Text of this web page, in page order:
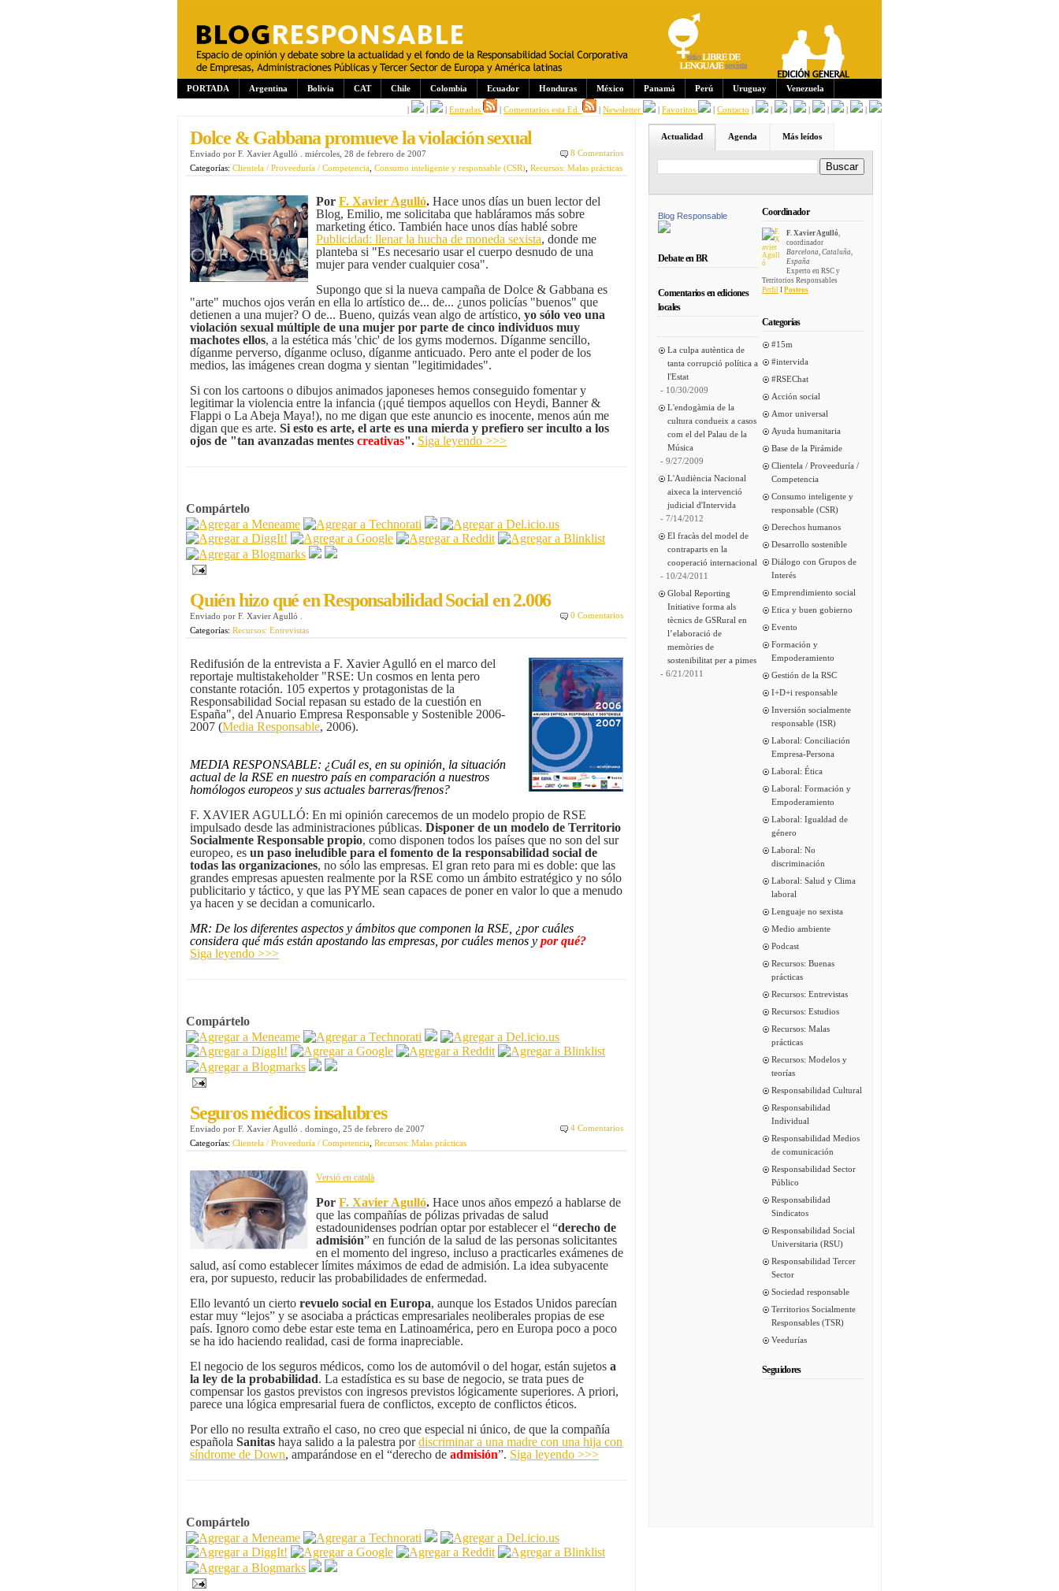
PORTADA Argentina Bolivia CAT Chile Colombia Ecuador Honduras México Panamá Perú Uruguay Venezuela
| | | Entradas | Comentarios esta Ed. | Newsletter | Favoritos | Contacto | | | | | | |
Dolce & Gabbana promueve la violación sexual
Enviado por F. Xavier Agulló miércoles, 28 de febrero de 2007
8 Comentarios
Categorías: Clientela / Proveeduría / Competencia Consumo inteligente y responsable (CSR) Recursos: Malas prácticas
Por F. Xavier Agulló. Hace unos días un buen lector del
Blog, Emilio, me solicitaba que habláramos más sobre
marketing ético. También hace unos días hablé sobre
Publicidad: llenar la hucha de moneda sexista, donde me
planteba si "Es necesario usar el cuerpo desnudo de una
mujer para vender cualquier cosa".
Supongo que si la nueva campaña de Dolce & Gabbana es
"arte" muchos ojos verán en ella lo artístico de... de... ¿unos policías "buenos" que
detienen a una mujer? O de... Bueno, quizás vean algo de artístico, yo sólo veo una
violación sexual múltiple de una mujer por parte de cinco individuos muy
machotes ellos, a la estética más 'chic' de los gyms modernos. Díganme sencillo,
díganme perverso, díganme ocluso, díganme anticuado. Pero ante el poder de los
medios, las imágenes crean dogma y sientan "legitimidades".
Si con los cartoons o dibujos animados japoneses hemos conseguido fomentar y
legitimar la violencia entre la infancia (¡qué tiempos aquellos con Heydi, Banner &
Flappi o La Abeja Maya!), no me digan que este anuncio es inocente, menos aún me
digan que es arte. Si esto es arte, el arte es una mierda y prefiero ser inculto a los
ojos de "tan avanzadas mentes creativas". Siga leyendo >>>
Compártelo
Quién hizo qué en Responsabilidad Social en 2.006
Enviado por F. Xavier Agulló
0 Comentarios
Categorías: Recursos: Entrevistas
Redifusión de la entrevista a F. Xavier Agulló en el marco del
reportaje multistakeholder "RSE: Un cosmos en lenta pero
constante rotación. 105 expertos y protagonistas de la
Responsabilidad Social repasan su estado de la cuestión en
España", del Anuario Empresa Responsable y Sostenible 2006-
2007 (Media Responsable, 2006).
MEDIA RESPONSABLE: ¿Cuál es, en su opinión, la situación
actual de la RSE en nuestro país en comparación a nuestros
homólogos europeos y sus actuales barreras/frenos?
F. XAVIER AGULLÓ: En mi opinión carecemos de un modelo propio de RSE
impulsado desde las administraciones públicas. Disponer de un modelo de Territorio
Socialmente Responsable propio, como disponen todos los países que no son del sur
europeo, es un paso ineludible para el fomento de la responsabilidad social de
todas las organizaciones, no sólo las empresas. El gran reto para mi es doble: que las
grandes empresas apuesten realmente por la RSE como un ámbito estratégico y no sólo
publicitario y táctico, y que las PYME sean capaces de poner en valor lo que a menudo
ya hacen y se decidan a comunicarlo.
MR: De los diferentes aspectos y ámbitos que componen la RSE, ¿por cuáles
considera qué más están apostando las empresas, por cuáles menos y por qué?
Siga leyendo >>>
Compártelo
Seguros médicos insalubres
Enviado por F. Xavier Agulló domingo, 25 de febrero de 2007
4 Comentarios
Categorías: Clientela / Proveeduría / Competencia Recursos: Malas prácticas
Versió en català
Por F. Xavier Agulló. Hace unos años empezó a hablarse de
que las compañías de pólizas privadas de salud
estadounidenses podrían optar por establecer el “derecho de
admisión” en función de la salud de las personas solicitantes
en el momento del ingreso, incluso a practicarles exámenes de
salud, así como establecer límites máximos de edad de admisión. La idea subyacente
era, por supuesto, reducir las probabilidades de enfermedad.
Ello levantó un cierto revuelo social en Europa, aunque los Estados Unidos parecían
estar muy “lejos” y se asociaba a prácticas empresariales neoliberales propias de ese
país. Ignoro como debe estar este tema en Latinoamérica, pero en Europa poco a poco
se ha ido haciendo realidad, casi de forma inapreciable.
El negocio de los seguros médicos, como los de automóvil o del hogar, están sujetos a
la ley de la probabilidad. La estadística es su base de negocio, se trata pues de
compensar los gastos previstos con ingresos previstos lógicamente superiores. A priori,
parece una lógica empresarial fuera de conflictos, excepto de conflictos éticos.
Por ello no resulta extraño el caso, no creo que especial ni único, de que la compañía
española Sanitas haya salido a la palestra pordiscriminar a una madre con una hija con
síndrome de Down, amparándose en el “derecho de admisión”. Siga leyendo >>>
Compártelo
Actualidad Agenda Más leídos
Blog Responsable
Debate en BR
Comentarios en ediciones
locales
La culpa autèntica de
tanta corrupció política a
l'Estat
- 10/30/2009
L'endogàmia de la
cultura condueix a casos
com el del Palau de la
Música
- 9/27/2009
L'Audiència Nacional
aixeca la intervenció
judicial d'Intervida
- 7/14/2012
El fracàs del model de
contraparts en la
cooperació internacional
- 10/24/2011
Global Reporting
Initiative forma als
tècnics de GSRural en
l’elaboració de
memòries de
sostenibilitat per a pimes
- 6/21/2011
Coordinador
F. Xavier Agulló,
coordinador
Barcelona, Cataluña,
España
Experto en RSC y
Territorios Responsables
Perfil I Posteos
Categorías
#15m
#intervida
#RSEChat
Acción social
Amor universal
Ayuda humanitaria
Base de la Pirámide
Clientela / Proveeduría /
Competencia
Consumo inteligente y
responsable (CSR)
Derechos humanos
Desarrollo sostenible
Diálogo con Grupos de
Interés
Emprendimiento social
Etica y buen gobierno
Evento
Formación y
Empoderamiento
Gestión de la RSC
I+D+i responsable
Inversión socialmente
responsable (ISR)
Laboral: Conciliación
Empresa-Persona
Laboral: Ética
Laboral: Formación y
Empoderamiento
Laboral: Igualdad de
género
Laboral: No
discriminación
Laboral: Salud y Clima
laboral
Lenguaje no sexista
Medio ambiente
Podcast
Recursos: Buenas
prácticas
Recursos: Entrevistas
Recursos: Estudios
Recursos: Malas
prácticas
Recursos: Modelos y
teorías
Responsabilidad Cultural
Responsabilidad
Individual
Responsabilidad Medios
de comunicación
Responsabilidad Sector
Público
Responsabilidad
Sindicatos
Responsabilidad Social
Universitaria (RSU)
Responsabilidad Tercer
Sector
Sociedad responsable
Territorios Socialmente
Responsables (TSR)
Veedurías
Seguidores